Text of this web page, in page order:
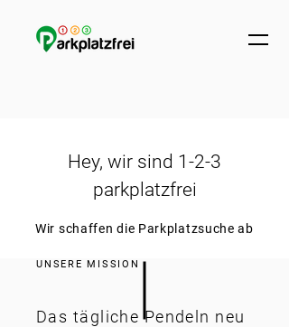
Hey, wir sind 1-2-3
parkplatzfrei
Wir schaffen die Parkplatzsuche ab
UNSERE MISSION
Das tägliche Pendeln neu